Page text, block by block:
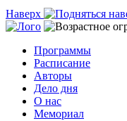
Наверх
Программы
Расписание
Авторы
Дело дня
О нас
Мемориал